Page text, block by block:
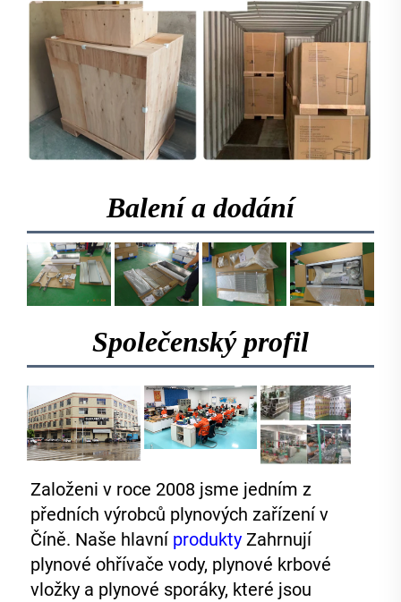
Balení a dodání
Společenský profil
Založeni v roce 2008 jsme jedním z
předních výrobců plynových zařízení v
Číně. Naše hlavní produkty Zahrnují
plynové ohřívače vody, plynové krbové
vložky a plynové sporáky, které jsou